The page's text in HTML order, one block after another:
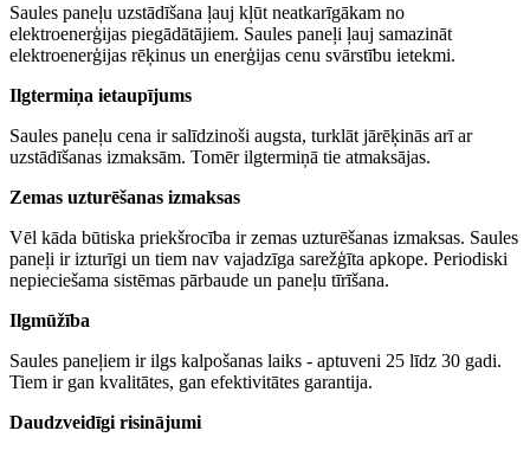
Saules paneļu uzstādīšana ļauj kļūt neatkarīgākam no
elektroenerģijas piegādātājiem. Saules paneļi ļauj samazināt
elektroenerģijas rēķinus un enerģijas cenu svārstību ietekmi.
Ilgtermiņa ietaupījums
Saules paneļu cena ir salīdzinoši augsta, turklāt jārēķinās arī ar
uzstādīšanas izmaksām. Tomēr ilgtermiņā tie atmaksājas.
Zemas uzturēšanas izmaksas
Vēl kāda būtiska priekšrocība ir zemas uzturēšanas izmaksas. Saules
paneļi ir izturīgi un tiem nav vajadzīga sarežģīta apkope. Periodiski
nepieciešama sistēmas pārbaude un paneļu tīrīšana.
Ilgmūžība
Saules paneļiem ir ilgs kalpošanas laiks - aptuveni 25 līdz 30 gadi.
Tiem ir gan kvalitātes, gan efektivitātes garantija.
Daudzveidīgi risinājumi